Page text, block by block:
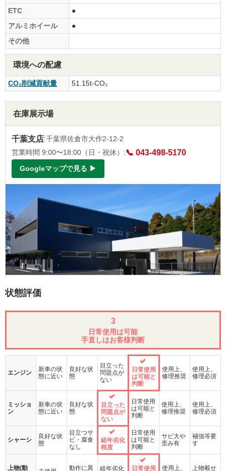
ETC
●
アルミホイール
●
その他
環境への配慮
CO₂削減貢献量 51.15t-CO₂
在庫展示場
千葉支店|千葉県佐倉市大作2-12-2
営業時間 9:00〜18:00（日・祝休） | 📞 043-498-5170
Googleマップで見る ▶
状態評価
3
日常使用は可能
手直しはお客様判断
エンジン
新車の状
態に近い
良好な状
態
目立った
問題点が
ない
日常使用
は可能と
判断
使用上、
修理推奨
使用上、
修理必須
ミッショ
ン
新車の状
態に近い
良好な状
態
目立った
問題点が
ない
日常使用
は可能と
判断
使用上、
修理推奨
使用上、
修理必須
シャーシ
良好な状
態
目立つサ
ビ・腐食
なし
経年劣化
程度
日常使用
は可能と
判断
サビ大や
歪み有
補強等要
す
上物(動 動作に異 経年劣化 日常使用 使用上、 上物載せ